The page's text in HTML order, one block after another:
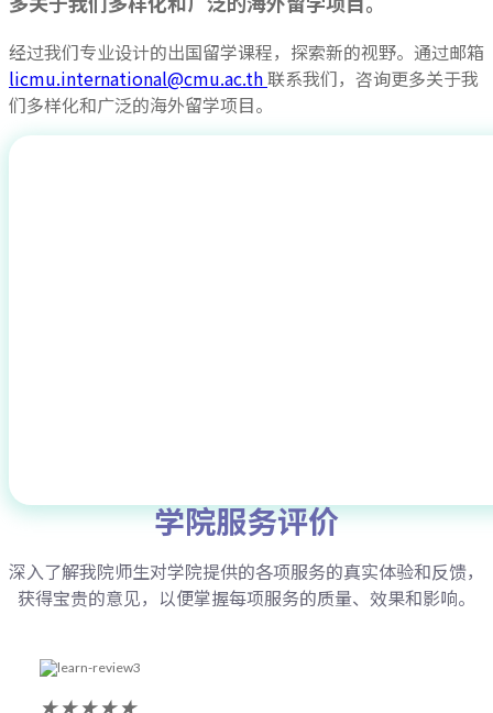
经过我们专业设计的出国留学课程，探索新的视野。通过邮箱
licmu.international@cmu.ac.th联系我们，咨询更多关于我
们多样化和广泛的海外留学项目。
学院服务评价
深入了解我院师生对学院提供的各项服务的真实体验和反馈，
获得宝贵的意见，以便掌握每项服务的质量、效果和影响。
★ ★ ★ ★ ★